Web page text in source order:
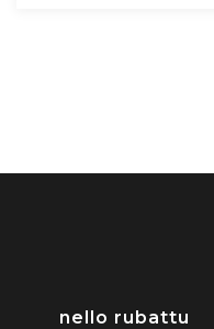
nello rubattu